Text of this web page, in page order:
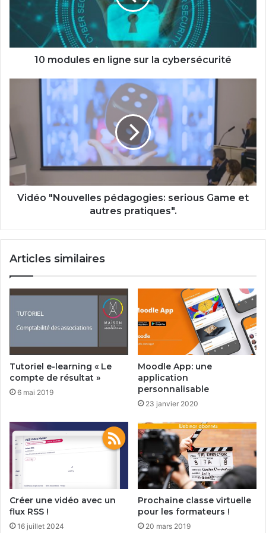
cybersécurité
10 modules en ligne sur la cybersécurité
"Nouvelles
pédagogies:
Game
et
autres
pratiques".
Vidéo "Nouvelles pédagogies: serious Game et
autres pratiques".
Articles similaires
Tutoriel e-learning « Le
compte de résultat »
6 mai 2019
Moodle App: une
application
personnalisable
23 janvier 2020
Créer une vidéo avec un
flux RSS !
16 juillet 2024
Prochaine classe virtuelle
pour les formateurs !
20 mars 2019